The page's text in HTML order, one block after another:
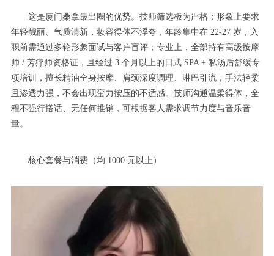
这是厦门桑拿最出圈的优势。技师筛选极为严格：形象上要求
年轻靓丽、气质清新，妆容得体不浮夸，年龄集中在 22-27 岁，入
职前需通过多轮形象面试与客户盲评；专业上，全部持有高级按摩
师 / 芳疗师资格证，且经过 3 个月以上的日式 SPA + 私汤后舒缓专
项培训，擅长精油全身按摩、肩颈深度调理、淋巴引流，手法轻柔
且渗透力强，不会出现蛮力按压的不适感。技师沟通温柔得体，全
程不强行搭话、无任何推销，可根据客人需求调节力度与音乐音
量。
核心套餐与消费（均 1000 元以上）